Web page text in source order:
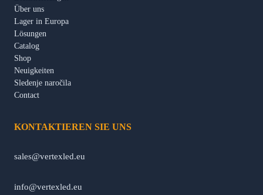
Über uns
Lager in Europa
Lösungen
Catalog
Shop
Neuigkeiten
Sledenje naročila
Contact
KONTAKTIEREN SIE UNS
sales@vertexled.eu
info@vertexled.eu